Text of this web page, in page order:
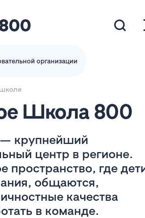
организации
Школа 800
крупнейший
центр в регионе.
пространство, где
общаются,
качества
в команде.